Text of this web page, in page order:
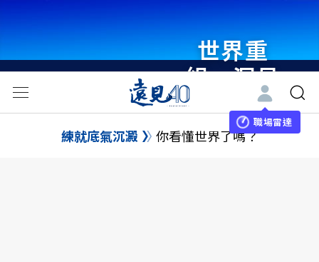
世界重
組・洞見
未來 與
世界領袖
職場雷達
練就底氣沉澱 你看懂世界了嗎？